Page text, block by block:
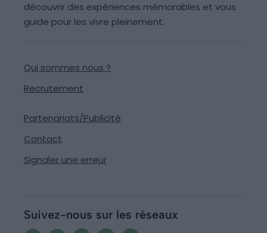
découvrir des expériences mémorables et vous
guide pour les vivre pleinement.
Qui sommes nous ?
Recrutement
Partenariats/Publicité
Contact
Signaler une erreur
Suivez-nous sur les réseaux